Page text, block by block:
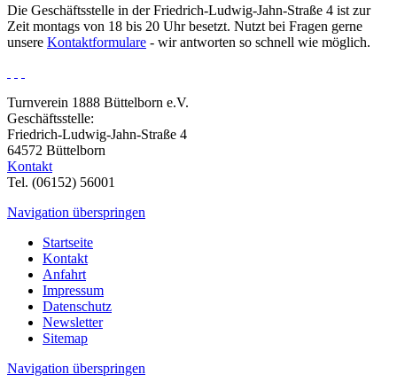
Die Geschäftsstelle in der Friedrich-Ludwig-Jahn-Straße 4 ist zur
Zeit montags von 18 bis 20 Uhr besetzt. Nutzt bei Fragen gerne
unsere Kontaktformulare - wir antworten so schnell wie möglich.
Turnverein 1888 Büttelborn e.V.
Geschäftsstelle:
Friedrich-Ludwig-Jahn-Straße 4
64572 Büttelborn
Kontakt
Tel. (06152) 56001
Navigation überspringen
Startseite
Kontakt
Anfahrt
Impressum
Datenschutz
Newsletter
Sitemap
Navigation überspringen